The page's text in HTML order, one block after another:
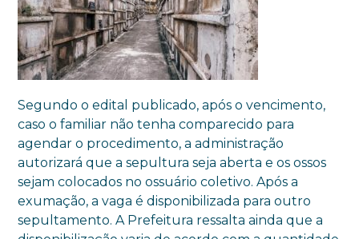
Segundo o edital publicado, após o vencimento,
caso o familiar não tenha comparecido para
agendar o procedimento, a administração
autorizará que a sepultura seja aberta e os ossos
sejam colocados no ossuário coletivo. Após a
exumação, a vaga é disponibilizada para outro
sepultamento. A Prefeitura ressalta ainda que a